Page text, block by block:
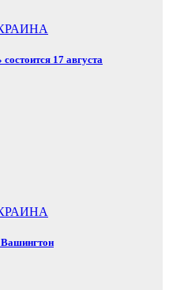
17 августа
Вашингтон